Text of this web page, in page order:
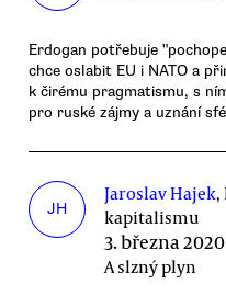
Erdogan potřebuje
chce oslabit EU i NATO a
k čirému pragmatismu, s
pro ruské zájmy a uznání
JH
Jaroslav Hajek,
kapitalismu
3. března 2020
A slzný plyn